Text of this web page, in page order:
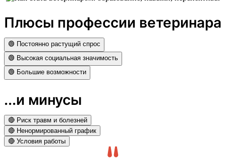
Плюсы профессии ветеринара
🟢 Постоянно растущий спрос
🟢 Высокая социальная значимость
🟢 Большие возможности
...и минусы
🔴 Риск травм и болезней
🔴 Ненормированный график
🔴 Условия работы